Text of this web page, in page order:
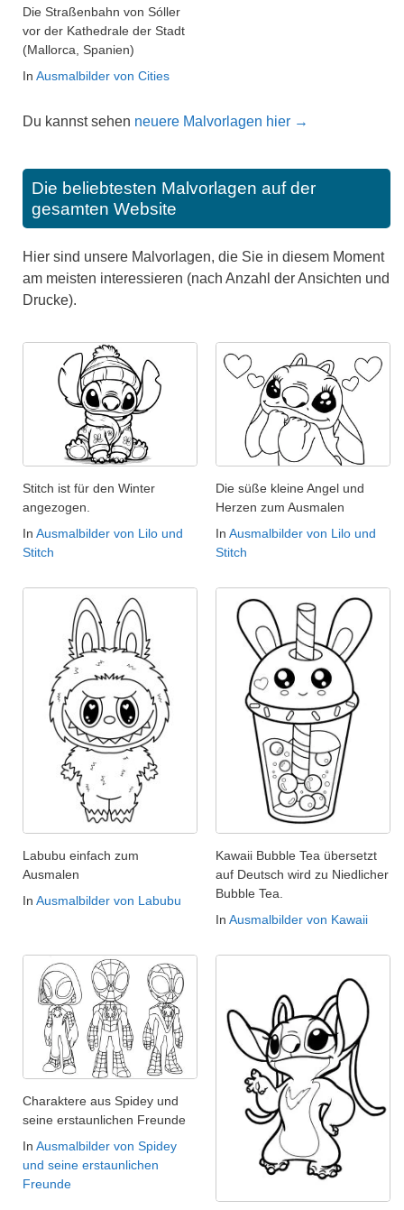
Die Straßenbahn von Sóller
vor der Kathedrale der Stadt
(Mallorca, Spanien)
In Ausmalbilder von Cities
Du kannst sehen neuere Malvorlagen hier →
Die beliebtesten Malvorlagen auf der
gesamten Website
Hier sind unsere Malvorlagen, die Sie in diesem Moment
am meisten interessieren (nach Anzahl der Ansichten und
Drucke).
Stitch ist für den Winter
angezogen.
In Ausmalbilder von Lilo und
Stitch
Die süße kleine Angel und
Herzen zum Ausmalen
In Ausmalbilder von Lilo und
Stitch
Labubu einfach zum
Ausmalen
In Ausmalbilder von Labubu
Kawaii Bubble Tea übersetzt
auf Deutsch wird zu Niedlicher
Bubble Tea.
In Ausmalbilder von Kawaii
Charaktere aus Spidey und
seine erstaunlichen Freunde
In Ausmalbilder von Spidey
und seine erstaunlichen
Freunde